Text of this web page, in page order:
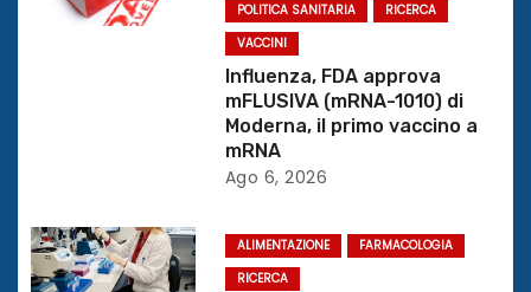
o
l
POLITICA SANITARIA
RICERCA
VACCINI
Influenza, FDA approva
mFLUSIVA (mRNA-1010) di
Moderna, il primo vaccino a
mRNA
Ago 6, 2026
ALIMENTAZIONE
FARMACOLOGIA
RICERCA